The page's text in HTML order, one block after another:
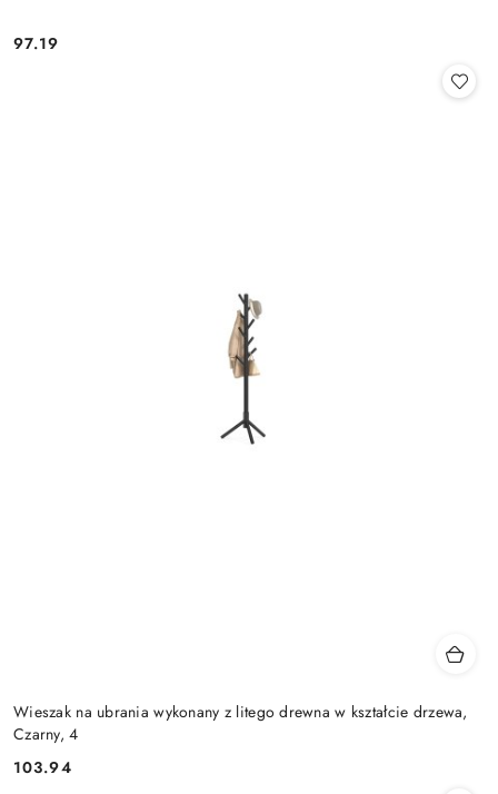
Cena:
97.19
Wieszak na ubrania wykonany z litego drewna w kształcie drzewa,
Czarny, 4
Cena:
103.94